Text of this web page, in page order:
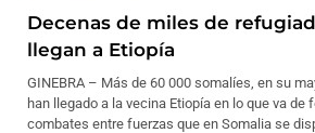
Decenas de miles de
llegan a Etiopía
GINEBRA – Más de 60 000 somalíes, en su
han llegado a la vecina Etiopía en lo que va de
combates entre fuerzas que en Somalia se